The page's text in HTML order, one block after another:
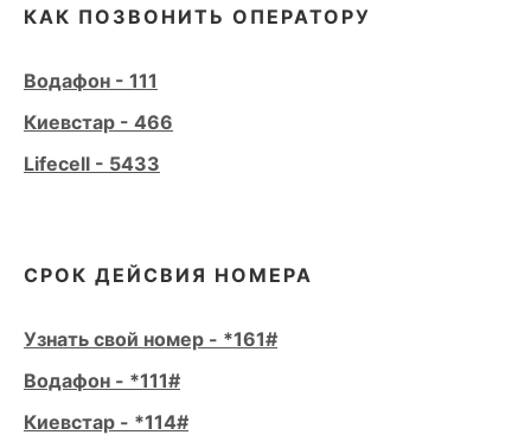
КАК ПОЗВОНИТЬ ОПЕРАТОРУ
Водафон - 111
Киевстар - 466
Lifecell - 5433
СРОК ДЕЙСВИЯ НОМЕРА
Узнать свой номер - *161#
Водафон - *111#
Киевстар - *114#